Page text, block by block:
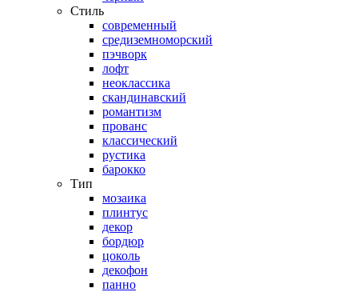
Стиль
современный
средиземноморский
пэчворк
лофт
неоклассика
скандинавский
романтизм
прованс
классический
рустика
барокко
Тип
мозаика
плинтус
декор
бордюр
цоколь
декофон
панно